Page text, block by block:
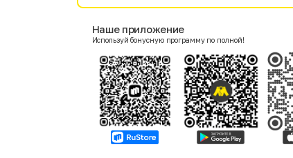
Женский
Согласие на получение чеков по электронной почте
Наше приложение
Используй бонусную программу по полной!